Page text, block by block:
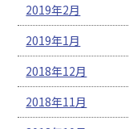
2019年2月
2019年1月
2018年12月
2018年11月